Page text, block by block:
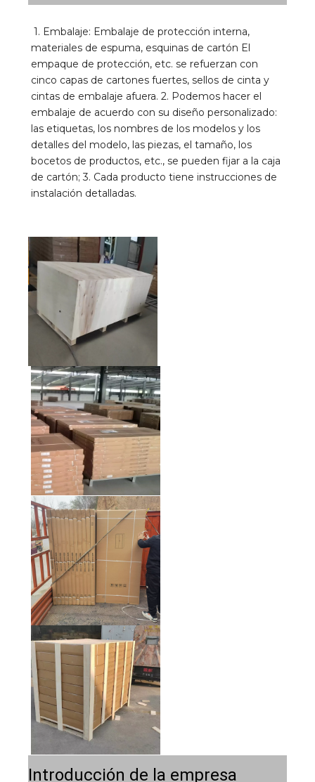
1. Embalaje: Embalaje de protección interna,
materiales de espuma, esquinas de cartón El
empaque de protección, etc. se refuerzan con
cinco capas de cartones fuertes, sellos de cinta y
cintas de embalaje afuera. 2. Podemos hacer el
embalaje de acuerdo con su diseño personalizado:
las etiquetas, los nombres de los modelos y los
detalles del modelo, las piezas, el tamaño, los
bocetos de productos, etc., se pueden fijar a la caja
de cartón; 3. Cada producto tiene instrucciones de
instalación detalladas.
Introducción de la empresa